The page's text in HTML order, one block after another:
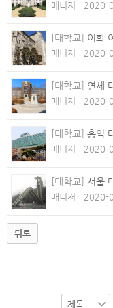
매니저 2020-
[대학교] 이화
매니저 2020-
[대학교] 연세
매니저 2020-
[대학교] 홍익
매니저 2020-
[대학교] 서울
매니저 2020-
뒤로